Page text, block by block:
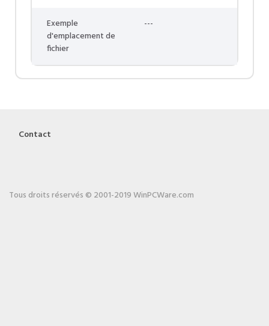
Exemple
d'emplacement de
fichier
---
Contact
Tous droits réservés © 2001-2019 WinPCWare.com